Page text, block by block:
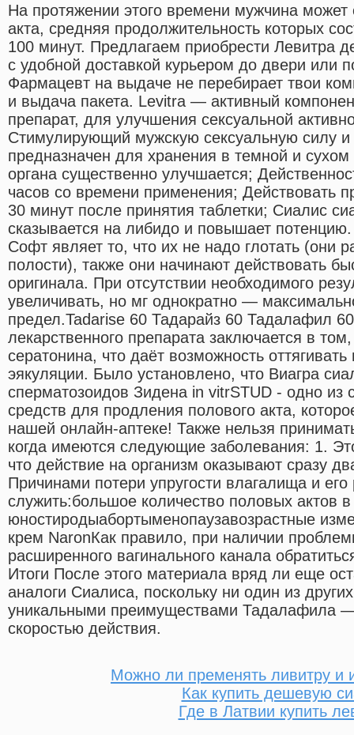
На протяжении этого времени мужчина
акта, средняя продолжительность которых
100 минут. Предлагаем приобрести Левитра
с удобной доставкой курьером до двери или
Фармацевт на выдаче не перебирает твои
и выдача пакета. Levitra — активный
препарат, для улучшения сексуальной
Стимулирующий мужскую сексуальную силу и
предназначен для хранения в темной и
органа существенно улучшается;
часов со времени применения; Действовать
30 минут после принятия таблетки; Сиалис
сказывается на либидо и повышает
Софт являет то, что их не надо глотать (они
полости), также они начинают действовать
оригинала. При отсутствии необходимого
увеличивать, но мг однократно —
предел.Tadarise 60 Тадарайз 60 Тадалафил
лекарственного препарата заключается в
сератонина, что даёт возможность
эякуляции. Было установлено, что Виагра
сперматозоидов Зидена in vitrSTUD - одно
средств для продления полового акта,
нашей онлайн-аптеке! Также нельзя
когда имеются следующие заболевания: 1.
что действие на организм оказывают сразу
Причинами потери упругости влагалища и
служить:большое количество половых актов в
юностиродыабортыменопаузавозрастные
крем NaronКак правило, при наличии
расширенного вагинального канала
Итоги После этого материала вряд ли еще
аналоги Сиалиса, поскольку ни один из
уникальными преимуществами Тадалафила
скоростью действия.
Можно ли пременять ливитру и
Как купить дешевую
Где в Латвии купить